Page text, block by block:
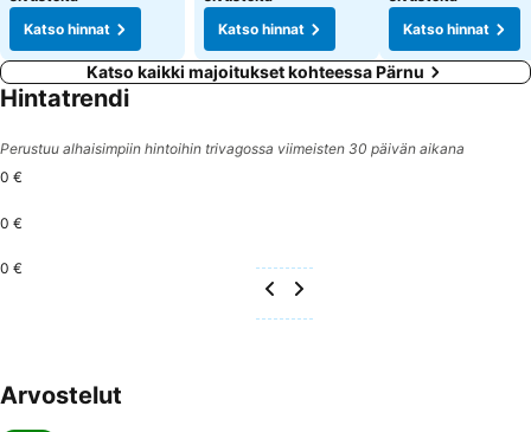
Katso hinnat
Katso hinnat
Katso hinnat
Katso kaikki majoitukset kohteessa Pärnu
Hintatrendi
Perustuu alhaisimpiin hintoihin trivagossa viimeisten 30 päivän aikana
0 €
0 €
0 €
Arvostelut